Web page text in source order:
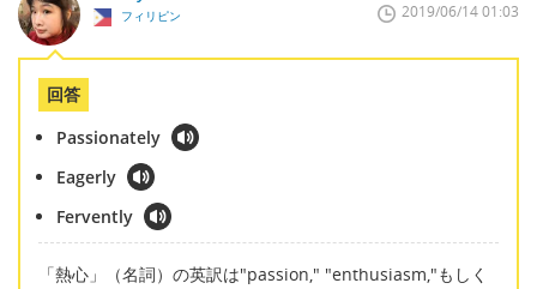
フィリピン 2019/06/14 01:03
回答
Passionately
Eagerly
Fervently
「熱心」（名詞）の英訳は"passion," "enthusiasm,"もしく